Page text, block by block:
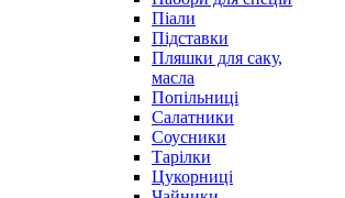
Піали
Підставки
Пляшки для саку,
масла
Попільниці
Салатники
Соусники
Тарілки
Цукорниці